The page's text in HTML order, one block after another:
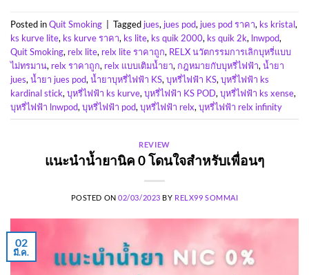
Posted inQuit Smoking | Tagged jues, jues pod, jues pod ราคา, ks kristal,
ks kurve lite, ks kurve ราคา, ks lite, ks quik 2000, ks quik 2k, lnwpod,
Quit Smoking, relx lite, relx lite ราคาถูก, RELX นวัตกรรมการเลิกบุหรี่แบบ
ไม่ทรมาน, relx ราคาถูก, relx แบบเติมน้ำยา, กฎหมายกับบุหรี่ไฟฟ้า, น้ำยา
jues, น้ำยา jues pod, น้ำยาบุหรี่ไฟฟ้า KS, บุหรี่ไฟฟ้า KS, บุหรี่ไฟฟ้า ks
kardinal stick, บุหรี่ไฟฟ้า ks kurve, บุหรี่ไฟฟ้า KS POD, บุหรี่ไฟฟ้า ks xense,
บุหรี่ไฟฟ้า lnwpod, บุหรี่ไฟฟ้า pod, บุหรี่ไฟฟ้า relx, บุหรี่ไฟฟ้า relx infinity
REVIEW
แนะนำน้ำยานิค 0 โดนใจสำหรับเพื่อนๆ
POSTED ON02/03/2023 BY RELX99 SOMMAI
02
มี.ค.